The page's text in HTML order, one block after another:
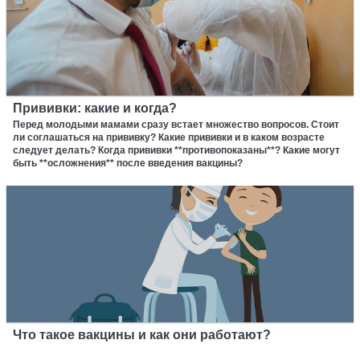
Прививки: какие и когда?
Перед молодыми мамами сразу встает множество вопросов. Стоит
ли соглашаться на прививку? Какие прививки и в каком возрасте
следует делать? Когда прививки **противопоказаны**? Какие могут
быть **осложнения** после введения вакцины?
Что такое вакцины и как они работают?